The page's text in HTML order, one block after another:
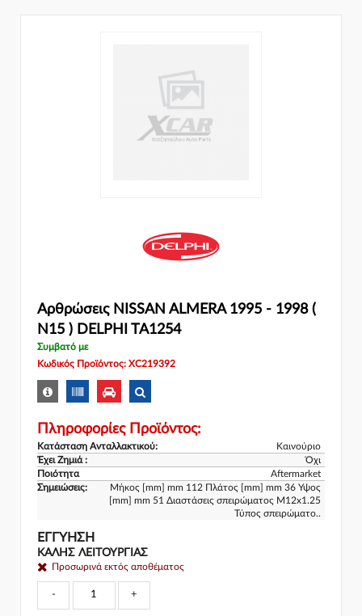
Αρθρώσεις NISSAN ALMERA 1995 - 1998 (
N15 ) DELPHI TA1254
Συμβατό με
Κωδικός Προϊόντος: XC219392
Πληροφορίες Προϊόντος:
Κατάσταση Ανταλλακτικού:
Καινούριο
Έχει Ζημιά :
Όχι
Ποιότητα
Aftermarket
Σημειώσεις:
Μήκος [mm] mm 112 Πλάτος [mm] mm 36 Υψος
[mm] mm 51 Διαστάσεις σπειρώματος M12x1.25
Τύπος σπειρώματο..
ΕΓΓΎΗΣΗ
ΚΑΛΗΣ ΛΕΙΤΟΥΡΓΙΑΣ
Προσωρινά εκτός αποθέματος
- +